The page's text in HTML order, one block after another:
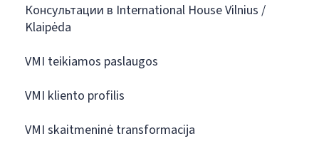
Консультации в International House Vilnius /
Klaipėda
VMI teikiamos paslaugos
VMI kliento profilis
VMI skaitmeninė transformacija